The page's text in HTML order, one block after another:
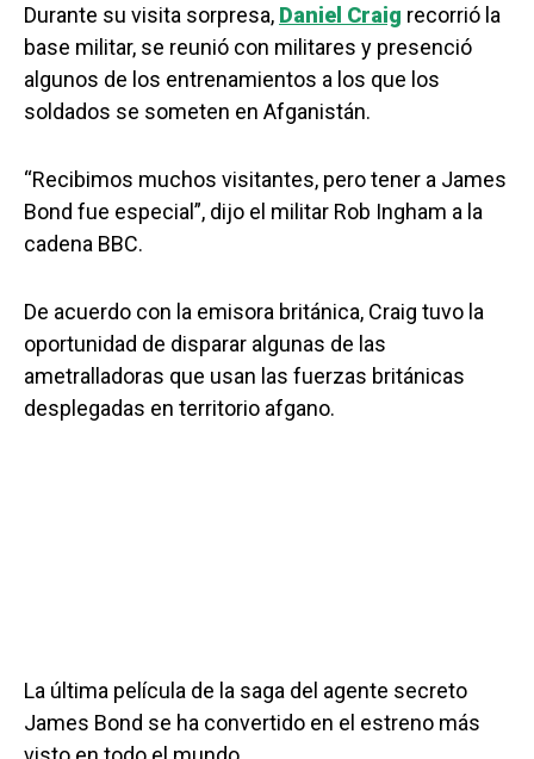
Durante su visita sorpresa, Daniel Craig recorrió la
base militar, se reunió con militares y presenció
algunos de los entrenamientos a los que los
soldados se someten en Afganistán.
“Recibimos muchos visitantes, pero tener a James
Bond fue especial”, dijo el militar Rob Ingham a la
cadena BBC.
De acuerdo con la emisora británica, Craig tuvo la
oportunidad de disparar algunas de las
ametralladoras que usan las fuerzas británicas
desplegadas en territorio afgano.
La última película de la saga del agente secreto
James Bond se ha convertido en el estreno más